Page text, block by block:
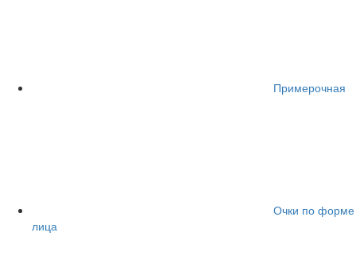
Примерочная
Очки по форме
лица